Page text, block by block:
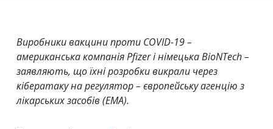
Виробники вакцини проти COVID-19 –
американська компанія Pfizer і німецька BioNTech –
заявляють, що їхні розробки викрали через
кібератаку на регулятор – європейську агенцію з
лікарських засобів (EMA).